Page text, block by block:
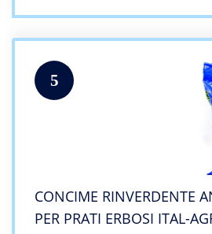
5
CONCIME RINVERDENTE
PER PRATI ERBOSI ITAL-